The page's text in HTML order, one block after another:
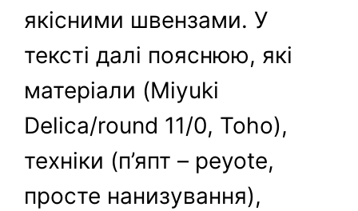
якісними швензами. У
тексті далі пояснюю, які
матеріали (Miyuki
Delica/round 11/0, Toho),
техніки (п’япт – peyote,
просте нанизування),